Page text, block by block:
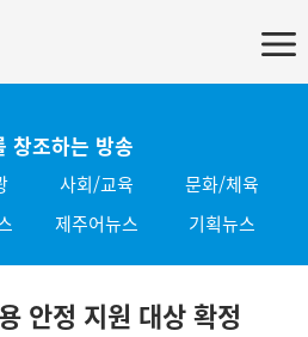
창조하는 방송
사회/교육
문화/체육
제주어뉴스 기획뉴스
안정 지원 대상 확정